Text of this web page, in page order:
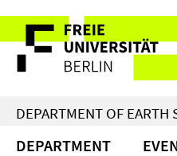
direkt
Inhalt
Service
Navigation
DEPARTMENT OF EARTH
DEPARTMENT